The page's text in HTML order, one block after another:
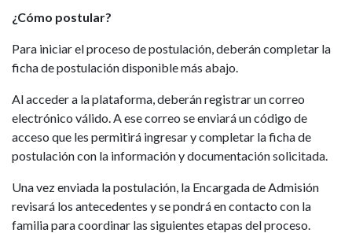
¿Cómo postular?
Para iniciar el proceso de postulación, deberán completar la
ficha de postulación disponible más abajo.
Al acceder a la plataforma, deberán registrar un correo
electrónico válido. A ese correo se enviará un código de
acceso que les permitirá ingresar y completar la ficha de
postulación con la información y documentación solicitada.
Una vez enviada la postulación, la Encargada de Admisión
revisará los antecedentes y se pondrá en contacto con la
familia para coordinar las siguientes etapas del proceso.